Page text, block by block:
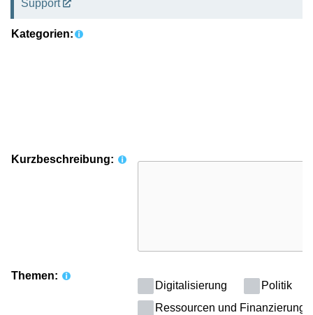
Support
Kategorien:
Kurzbeschreibung:
Themen:
Digitalisierung
Politik
Ressourcen und Finanzierung